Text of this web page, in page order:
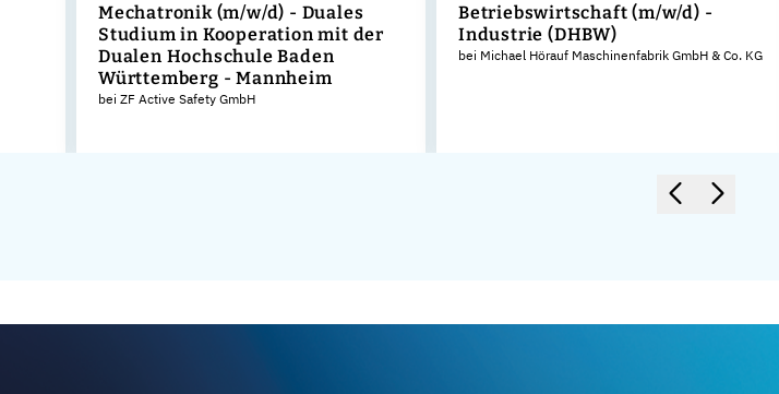
Mechatronik (m/w/d) - Duales
Studium in Kooperation mit der
Dualen Hochschule Baden
Württemberg - Mannheim
bei ZF Active Safety GmbH
Betriebswirtschaft (m/w/d) -
Industrie (DHBW)
bei Michael Hörauf Maschinenfabrik GmbH & Co. KG